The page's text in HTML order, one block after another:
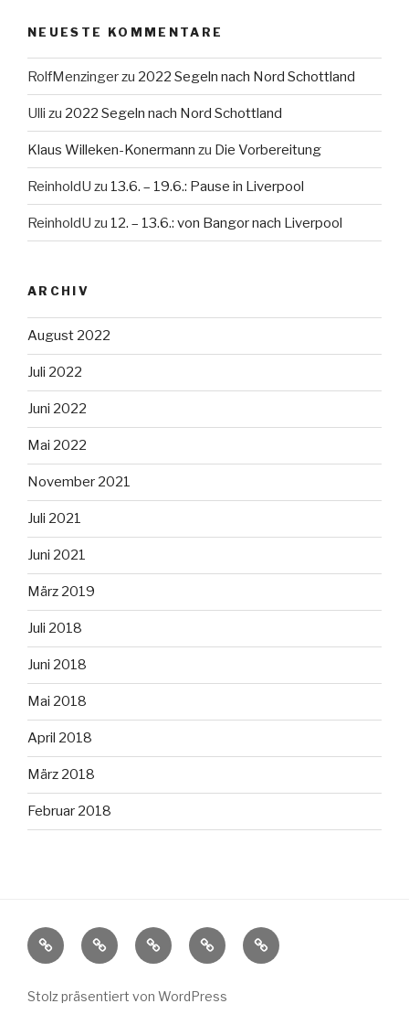
NEUESTE KOMMENTARE
RolfMenzingerzu 2022 Segeln nach Nord Schottland
Ulli zu 2022 Segeln nach Nord Schottland
Klaus Willeken-Konermann zu Die Vorbereitung
ReinholdU zu 13.6. – 19.6.: Pause in Liverpool
ReinholdU zu 12. – 13.6.: von Bangor nach Liverpool
ARCHIV
August 2022
Juli 2022
Juni 2022
Mai 2022
November 2021
Juli 2021
Juni 2021
März 2019
Juli 2018
Juni 2018
Mai 2018
April 2018
März 2018
Februar 2018
Startseite2022
Segeln
2021
Segeln
2018
Segelsommer
Impressum
Stolz präsentiert von WordPress